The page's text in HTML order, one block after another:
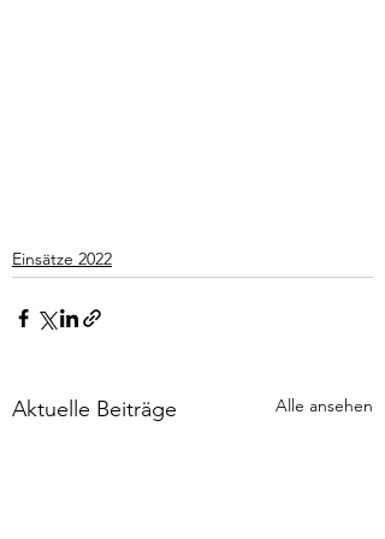
Einsätze 2022
Aktuelle Beiträge Alle ansehen